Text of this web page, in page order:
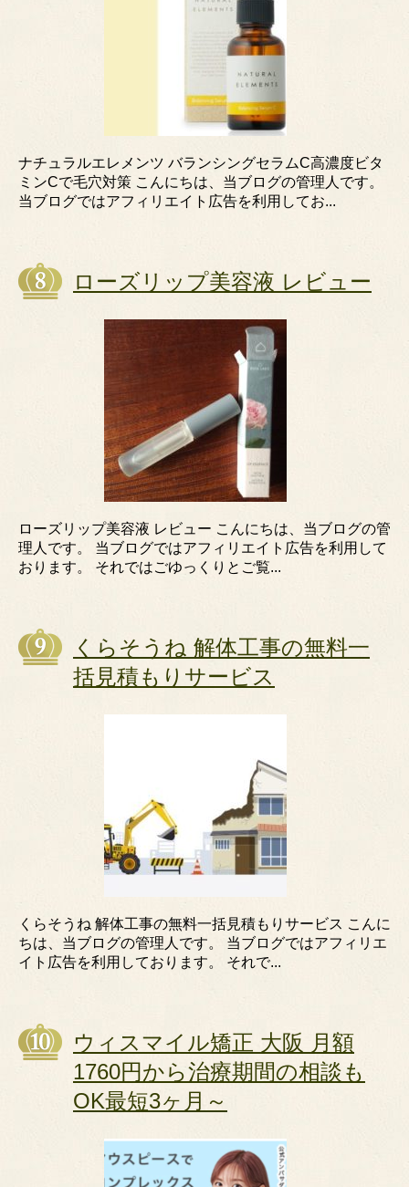
ナチュラルエレメンツ バランシングセラムC高濃度ビタ
ミンCで毛穴対策 こんにちは、当ブログの管理人です。
当ブログではアフィリエイト広告を利用してお...
ローズリップ美容液 レビュー
ローズリップ美容液 レビュー こんにちは、当ブログの管
理人です。 当ブログではアフィリエイト広告を利用して
おります。 それではごゆっくりとご覧...
くらそうね 解体工事の無料一
括見積もりサービス
くらそうね 解体工事の無料一括見積もりサービス こんに
ちは、当ブログの管理人です。 当ブログではアフィリエ
イト広告を利用しております。 それで...
ウィスマイル矯正 大阪 月額
1760円から治療期間の相談も
OK最短3ヶ月～